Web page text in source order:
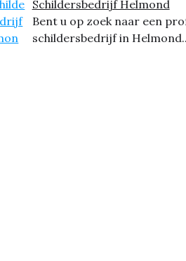
Schildersbedrijf Helmond
Bent u op zoek naar een
schildersbedrijf in